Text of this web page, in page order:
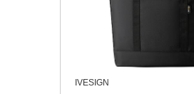
IVESIGN